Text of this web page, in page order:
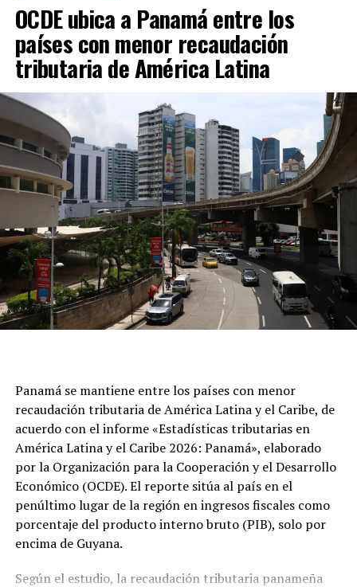
OCDE ubica a Panamá entre los
países con menor recaudación
tributaria de América Latina
Panamá se mantiene entre los países con menor
recaudación tributaria de América Latina y el Caribe, de
acuerdo con el informe «Estadísticas tributarias en
América Latina y el Caribe 2026: Panamá», elaborado
por la Organización para la Cooperación y el Desarrollo
Económico (OCDE). El reporte sitúa al país en el
penúltimo lugar de la región en ingresos fiscales como
porcentaje del producto interno bruto (PIB), solo por
encima de Guyana.
Según el estudio, la recaudación tributaria panameña